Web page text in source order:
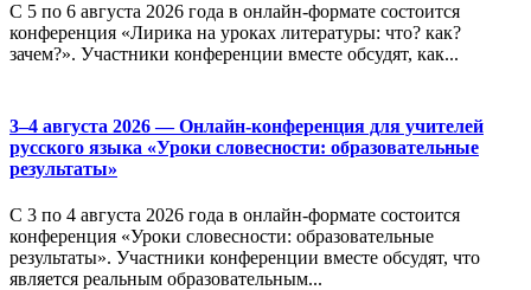
С 5 по 6 августа 2026 года в онлайн-формате состоится
конференция «Лирика на уроках литературы: что? как?
зачем?». Участники конференции вместе обсудят, как...
3–4 августа 2026 — Онлайн-конференция для учителей
русского языка «Уроки словесности: образовательные
результаты»
С 3 по 4 августа 2026 года в онлайн-формате состоится
конференция «Уроки словесности: образовательные
результаты». Участники конференции вместе обсудят, что
является реальным образовательным...